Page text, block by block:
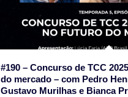
#190 – Concurso de TCC
do mercado – com Pedro
Gustavo Murilhas e Bianca